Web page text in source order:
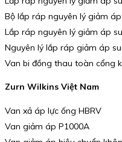
Bộ lắp ráp nguyên lý giảm
Lắp ráp nguyên lý giảm áp
Nguyên lý lắp ráp giảm áp
Van bi đồng thau toàn cổng
Zurn Wilkins Việt Nam
Van xả áp lực ống HBRV
Van giảm áp P1000A